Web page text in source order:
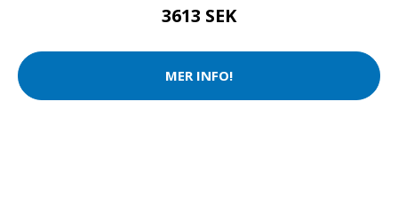
3613 SEK
MER INFO!